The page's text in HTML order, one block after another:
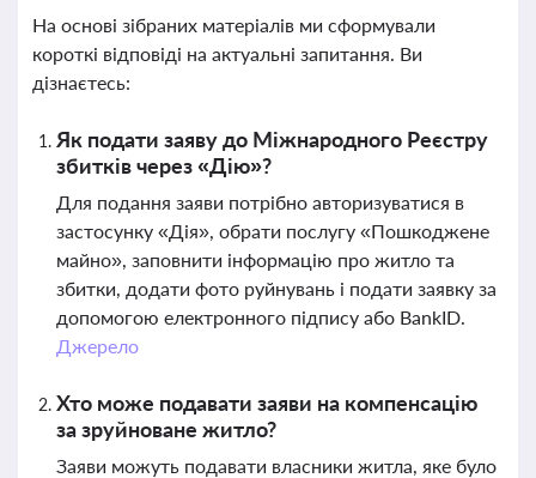
На основі зібраних матеріалів ми сформували
короткі відповіді на актуальні запитання. Ви
дізнаєтесь:
Як подати заяву до Міжнародного Реєстру
збитків через «Дію»?
Для подання заяви потрібно авторизуватися в
застосунку «Дія», обрати послугу «Пошкоджене
майно», заповнити інформацію про житло та
збитки, додати фото руйнувань і подати заявку за
допомогою електронного підпису або BankID.
Джерело
Хто може подавати заяви на компенсацію
за зруйноване житло?
Заяви можуть подавати власники житла, яке було